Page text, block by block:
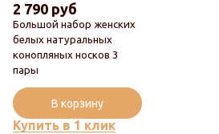
Новинка
Большой набор женских
белых натуральных
конопляных носков 3
пары
2 790 руб
Купить в 1 клик
В корзину